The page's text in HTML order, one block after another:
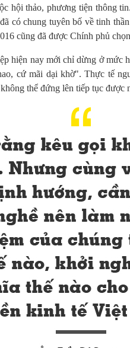
hội thảo, phương tiện thông
có chung tuyên bố về tinh
cũng đã được Chính phủ
hiện nay mới chỉ dừng ở mức
cứ mãi dại khờ". Thực tế
thể đứng lên tiếp tục được